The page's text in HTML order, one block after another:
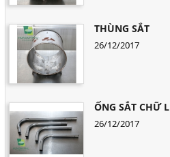
THÙNG SẮT
26/12/2017
ỐNG SẮT CHỮ L
26/12/2017